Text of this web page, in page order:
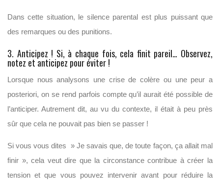
Dans cette situation, le silence parental est plus puissant que
des remarques ou des punitions.
3. Anticipez ! Si, à chaque fois, cela finit pareil… Observez,
notez et anticipez pour éviter !
Lorsque nous analysons une crise de colère ou une peur a
posteriori, on se rend parfois compte qu’il aurait été possible de
l’anticiper. Autrement dit, au vu du contexte, il était à peu près
sûr que cela ne pouvait pas bien se passer !
Si vous vous dites » Je savais que, de toute façon, ça allait mal
finir », cela veut dire que la circonstance contribue à créer la
tension et que vous pouvez intervenir avant pour réduire la